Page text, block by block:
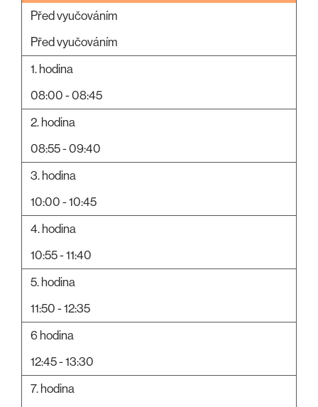
Před vyučováním
Před vyučováním
1. hodina
08:00 - 08:45
2. hodina
08:55 - 09:40
3. hodina
10:00 - 10:45
4. hodina
10:55 - 11:40
5. hodina
11:50 - 12:35
6 hodina
12:45 - 13:30
7. hodina